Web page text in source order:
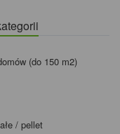
(do 150 m2)
/ pellet